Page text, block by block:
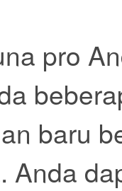
pro
baru
Anda